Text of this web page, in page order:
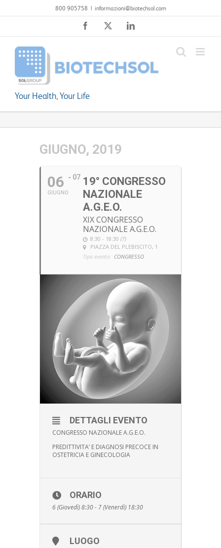
al
800 905758 | informazioni@biotechsol.com
Facebook LinkedIn
Your Health, Your Life
GIUGNO, 2019
06
GIUGNO
07 19° CONGRESSO
NAZIONALE
A.G.E.O.
XIX CONGRESSO
NAZIONALE A.G.E.O.
8:30 - 18:30 (7)
PIAZZA DEL PLEBISCITO, 1
Tipo evento: CONGRESSO
DETTAGLI EVENTO
CONGRESSO NAZIONALE A.G.E.O.
PREDITTIVITA’ E DIAGNOSI PRECOCE IN
OSTETRICIA E GINECOLOGIA
ORARIO
6 (Giovedì) 8:30 - 7 (Venerdì) 18:30
LUOGO